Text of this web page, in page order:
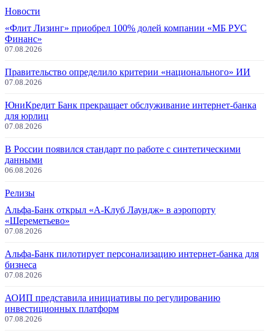
Новости
«Флит Лизинг» приобрел 100% долей компании «МБ РУС
Финанс»
07.08.2026
Правительство определило критерии «национального» ИИ
07.08.2026
ЮниКредит Банк прекращает обслуживание интернет-банка
для юрлиц
07.08.2026
В России появился стандарт по работе с синтетическими
данными
06.08.2026
Релизы
Альфа-Банк открыл «А-Клуб Лаундж» в аэропорту
«Шереметьево»
07.08.2026
Альфа-Банк пилотирует персонализацию интернет-банка для
бизнеса
07.08.2026
АОИП представила инициативы по регулированию
инвестиционных платформ
07.08.2026